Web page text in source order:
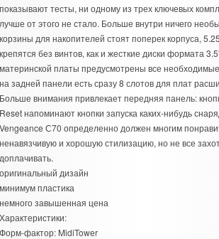
тесты, ни одному из трех ключевых
от этого не стало. Больше внутри ничего
для накопителей стоят поперек корпуса,
без винтов, как и жесткие диски формата
платы предусмотрены все
задней панели есть сразу 8 слотов для плат
внимания привлекает передняя панель:
напоминают кнопки запуска каких-нибудь
С70 определенно должен многим
и хорошую стилизацию, но не все
дизайн
пластика
завышенная цена
фактор: MidiTower